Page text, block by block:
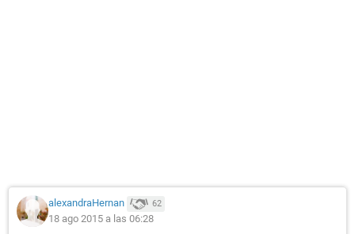
alexandraHernan 62
18 ago 2015 a las 06:28